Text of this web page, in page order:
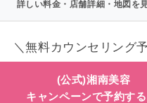
詳しい料金・店舗詳細・地図を
＼無料カウンセリング
(公式)湘南美容
キャンペーンで予約す